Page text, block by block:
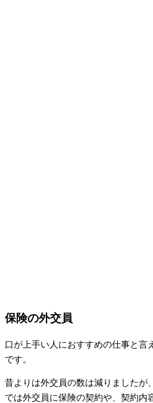
保険の外交員
口が上手い人におすすめの仕事と言
です。
昔よりは外交員の数は減りましたが
では外交員に保険の契約や、契約内